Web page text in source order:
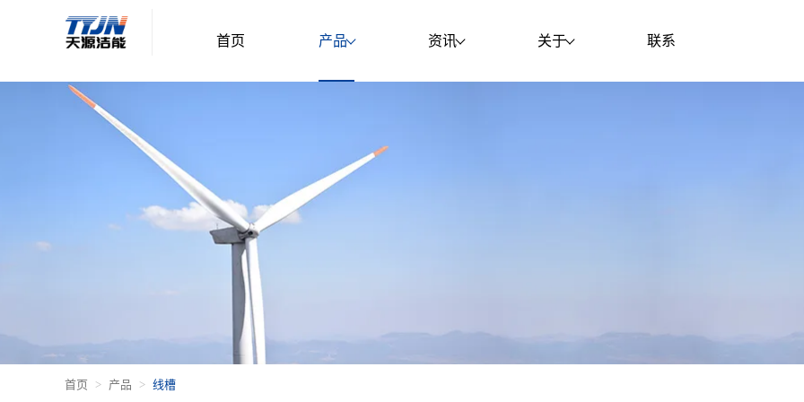
首页 产品 资讯 关于 联系
首页 产品 线槽